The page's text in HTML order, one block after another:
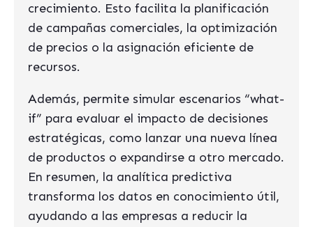
crecimiento. Esto facilita la planificación
de campañas comerciales, la optimización
de precios o la asignación eficiente de
recursos.
Además, permite simular escenarios “what-
if” para evaluar el impacto de decisiones
estratégicas, como lanzar una nueva línea
de productos o expandirse a otro mercado.
En resumen, la analítica predictiva
transforma los datos en conocimiento útil,
ayudando a las empresas a reducir la